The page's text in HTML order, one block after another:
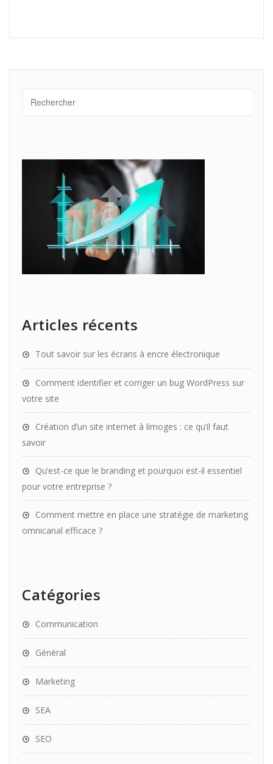
Articles récents
Tout savoir sur les écrans à encre électronique
Comment identifier et corriger un bug WordPress sur
votre site
Création d’un site internet à limoges : ce qu’il faut
savoir
Qu’est-ce que le branding et pourquoi est-il essentiel
pour votre entreprise ?
Comment mettre en place une stratégie de marketing
omnicanal efficace ?
Catégories
Communication
Général
Marketing
SEA
SEO